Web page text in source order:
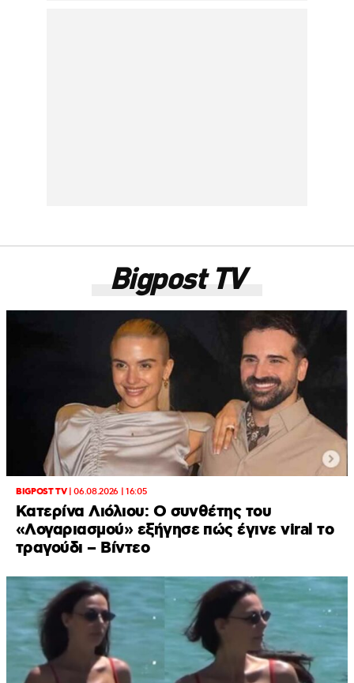
Bigpost TV
BIGPOST TV|06.08.2026 | 16:05
Κατερίνα Λιόλιου: Ο συνθέτης του
«Λογαριασμού» εξήγησε πώς έγινε viral το
τραγούδι – Βίντεο